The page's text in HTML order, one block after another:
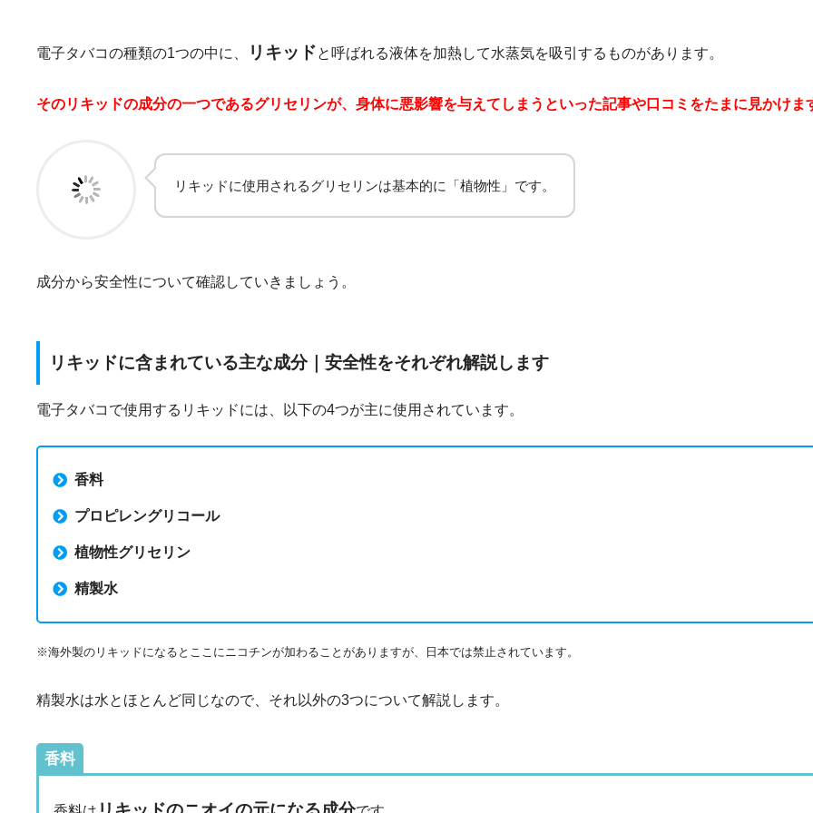
電子タバコの種類の1つの中に、 リキッドと呼ばれる液体を加熱して水蒸気を吸引するものがあります。
そのリキッドの成分の一つであるグリセリンが、身体に悪影響を与えてしまう といった記事や口コミをたまに見かけま
リキッドに使用されるグリセリンは基本的に「植物性」です。
成分から安全性について確認していきましょう。
リキッドに含まれている主な成分｜安全性をそれぞれ解説します
電子タバコで使用するリキッドには、以下の4つが主に使用されています。
香料
プロピレングリコール
植物性グリセリン
精製水
※海外製のリキッドになるとここにニコチンが加わることがありますが、日本では禁止されています。
精製水は水とほとんど同じなので、それ以外の3つについて解説します。
香料